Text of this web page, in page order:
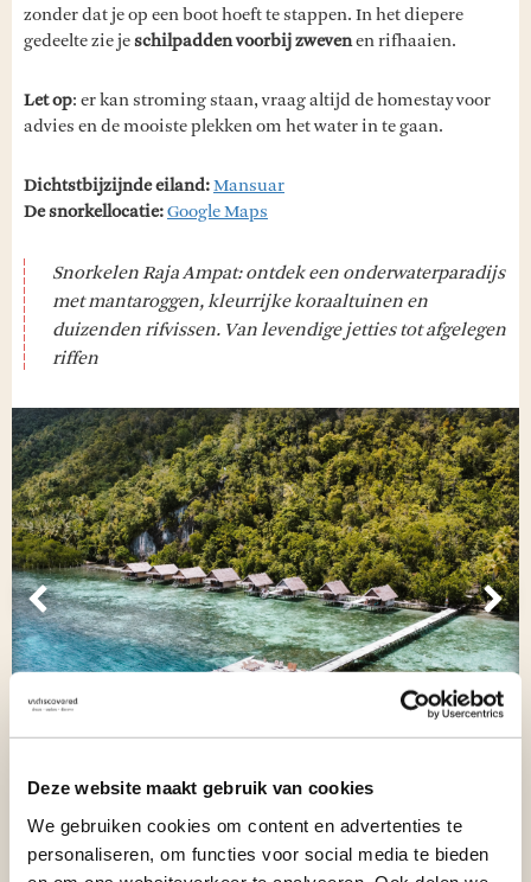
Deze website maakt gebruik van cookies
We gebruiken cookies om content en advertenties te
personaliseren, om functies voor social media te bieden
zonder dat je op een boot hoeft te stappen. In het diepere
gedeelte zie jeschilpadden voorbij zwevenen rifhaaien.
Let op: er kan stroming staan, vraag altijd de homestay voor
advies en de mooiste plekken om het water in te gaan.
Dichtstbijzijnde eiland:Mansuar
De snorkellocatie:Google Maps
Snorkelen Raja Ampat: ontdek een onderwaterparadijs
met mantaroggen, kleurrijke koraaltuinen en
duizenden rifvissen. Van levendige jetties tot afgelegen
riffen
Vorige
8/ CAPE KRI